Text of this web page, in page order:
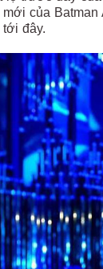
mới của
tới đây.